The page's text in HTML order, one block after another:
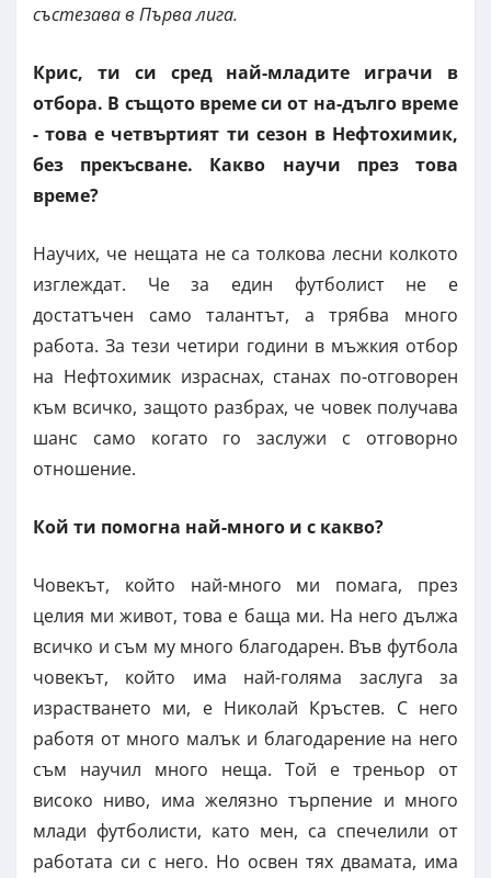
състезава в Първа лига.
Крис, ти си сред най-младите играчи в
отбора. В същото време си от на-дълго време
- това е четвъртият ти сезон в Нефтохимик,
без прекъсване. Какво научи през това
време?
Нaучих, че нещата не са толкова лесни колкото
изглеждат. Че за един футболист не е
достатъчен само талантът, а трябва много
работа. За тези четири години в мъжкия отбор
на Нефтохимик израснах, станах по-отговорен
към всичко, защото разбрах, че човек получава
шанс само когато го заслужи с отговорно
отношение.
Кой ти помогна най-много и с какво?
Човекът, който най-много ми помага, през
целия ми живот, това е баща ми. На него дължа
всичко и съм му много благодарен. Във футбола
човекът, който има най-голяма заслуга за
израстването ми, е Николай Кръстев. С него
работя от много малък и благодарение на него
съм научил много неща. Той е треньор от
високо ниво, има желязно търпение и много
млади футболисти, като мен, са спечелили от
работата си с него. Но освен тях двамата, има